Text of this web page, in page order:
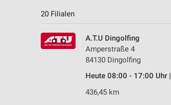
20 Filialen
A.T.U Dingolfing
Amperstraße 4
84130 Dingolfing
Heute 08:00 - 17:00 Uhr |
436,45 km